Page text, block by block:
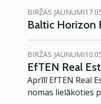
BIRŽAS JAUNUMI
Baltic Horizon
BIRŽAS JAUNUMI
EfTEN Real
Aprīlī EfTEN Real
nomas lielākoties